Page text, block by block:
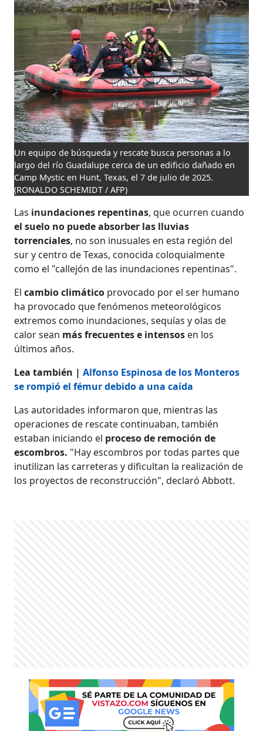
Un equipo de búsqueda y rescate busca personas a lo
largo del río Guadalupe cerca de un edificio dañado en
Camp Mystic en Hunt, Texas, el 7 de julio de 2025.
(RONALDO SCHEMIDT / AFP)
Las inundaciones repentinas, que ocurren cuando
el suelo no puede absorber las lluvias
torrenciales, no son inusuales en esta región del
sur y centro de Texas, conocida coloquialmente
como el "callejón de las inundaciones repentinas".
El cambio climático provocado por el ser humano
ha provocado que fenómenos meteorológicos
extremos como inundaciones, sequías y olas de
calor sean más frecuentes e intensos en los
últimos años.
Lea también |Alfonso Espinosa de los Monteros
se rompió el fémur debido a una caída
Las autoridades informaron que, mientras las
operaciones de rescate continuaban, también
estaban iniciando el proceso de remoción de
escombros. "Hay escombros por todas partes que
inutilizan las carreteras y dificultan la realización de
los proyectos de reconstrucción", declaró Abbott.